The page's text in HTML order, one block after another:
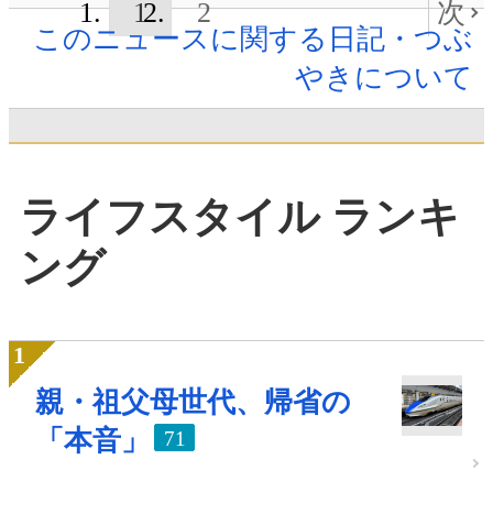
1 2
次
このニュースに関する日記・つぶ
やきについて
ライフスタイル ランキ
ング
親・祖父母世代、帰省の
「本音」
71